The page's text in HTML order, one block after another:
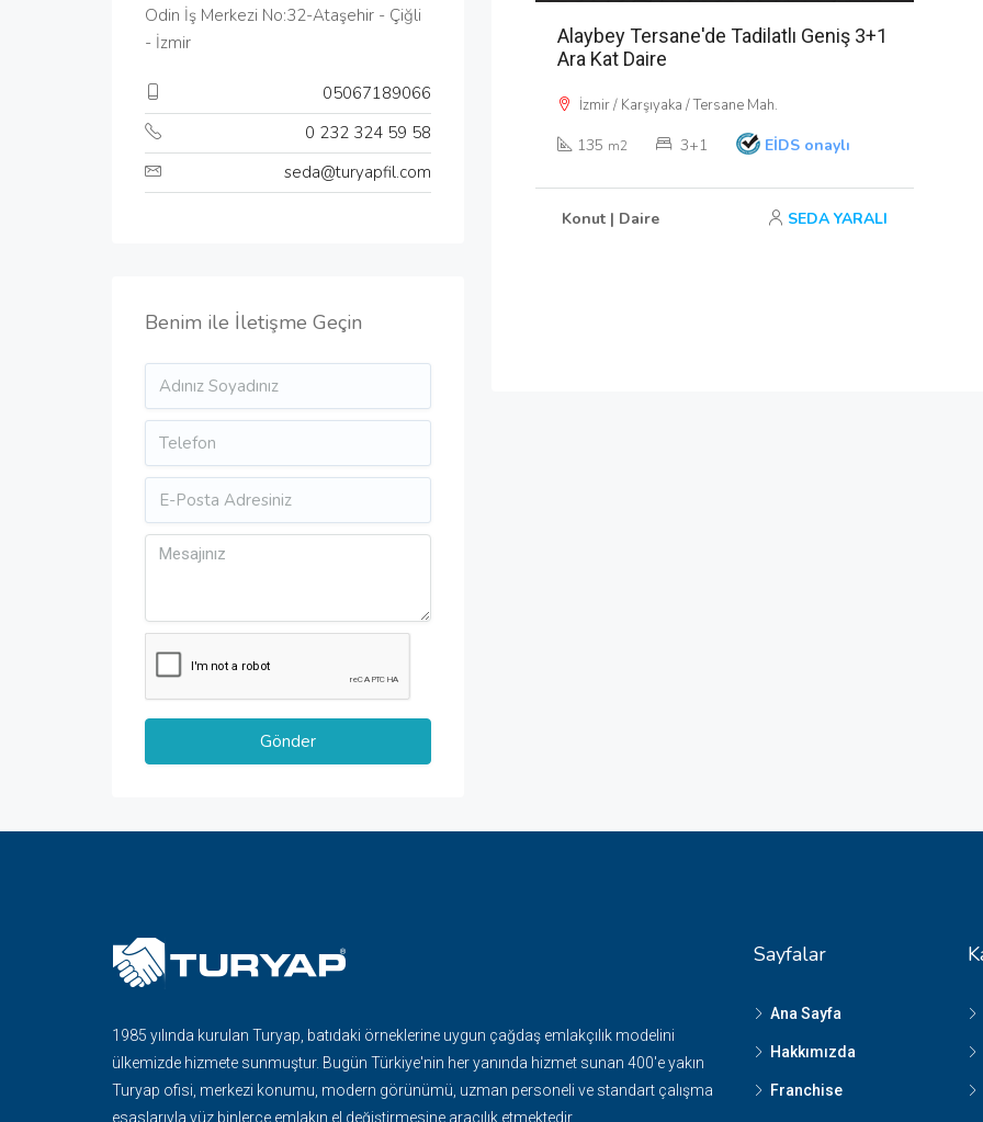
Odin İş Merkezi No:32-Ataşehir - Çiğli
- İzmir
05067189066
0 232 324 59 58
seda@turyapfil.com
Benim ile İletişme Geçin
Alaybey Tersane'de Tadilatlı Geniş 3+1
Ara Kat Daire
İzmir / Karşıyaka / Tersane Mah.
135 m2 3+1 EİDS onaylı
Konut | Daire SEDA YARALI
1985 yılında kurulan Turyap, batıdaki örneklerine uygun çağdaş emlakçılık modelini
ülkemizde hizmete sunmuştur. Bugün Türkiye'nin her yanında hizmet sunan 400'e yakın
Turyap ofisi, merkezi konumu, modern görünümü, uzman personeli ve standart çalışma
esaslarıyla yüz binlerce emlakın el değiştirmesine aracılık etmektedir.
Sayfalar
Ana Sayfa
Hakkımızda
Franchise